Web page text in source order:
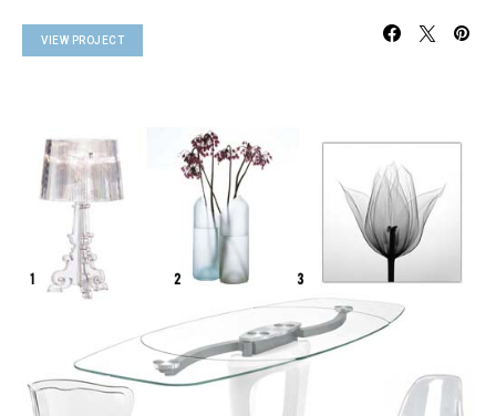
VIEW PROJECT